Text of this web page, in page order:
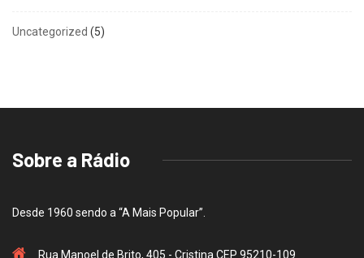
Uncategorized (5)
Sobre a Rádio
Desde 1960 sendo a “A Mais Popular”.
Rua Manoel de Brito, 405 - Cristina CEP 95210-109